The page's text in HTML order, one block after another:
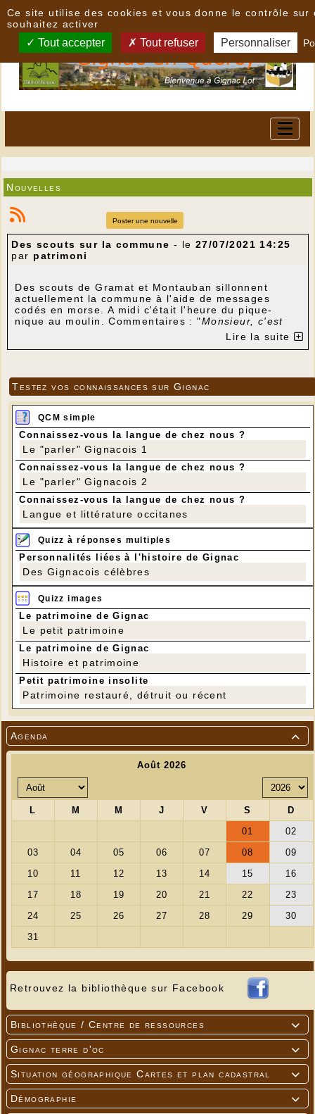

Agenda
Retrouvez la bibliothèque sur Facebook

Bibliothèque / Centre de ressources

Gignac terre d'oc

Situation géographique Cartes et plan cadastral

Démographie
Nouvelles
Poster une nouvelle
Des scouts sur la commune - le 27/07/2021 14:25
par patrimoni
Des scouts de Gramat et Montauban sillonnent
actuellement la commune à l'aide de messages
codés en morse. A midi c'était l'heure du pique-
nique au moulin. Commentaires : "Monsieur, c'est
Et le site est bien
," précise un autre. Cet après-midi ils vont
Lire la suite
Testez vos connaissances sur Gignac
QCM simple
Connaissez-vous la langue de chez nous ?
Le "parler" Gignacois 1
Connaissez-vous la langue de chez nous ?
Le "parler" Gignacois 2
Connaissez-vous la langue de chez nous ?
Langue et littérature occitanes
Quizz à réponses multiples
Personnalités liées à l'histoire de Gignac
Des Gignacois célèbres
Quizz images
Le patrimoine de Gignac
Le petit patrimoine
Le patrimoine de Gignac
Histoire et patrimoine
Petit patrimoine insolite
Patrimoine restauré, détruit ou récent
Ce site utilise des cookies et vous donne le contrôle sur
souhaitez activer
Tout accepter Tout refuser Personnaliser